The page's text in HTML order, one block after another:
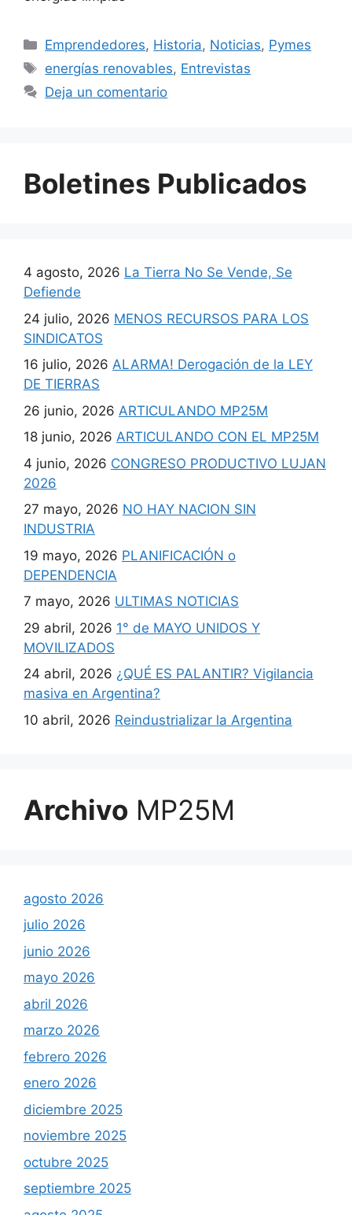
Emprendedores, Historia, Noticias, Pymes
energías renovables, Entrevistas
Deja un comentario
Boletines Publicados
4 agosto, 2026 La Tierra No Se Vende, Se
Defiende
24 julio, 2026 MENOS RECURSOS PARA LOS
SINDICATOS
16 julio, 2026 ALARMA! Derogación de la LEY
DE TIERRAS
26 junio, 2026 ARTICULANDO MP25M
18 junio, 2026 ARTICULANDO CON EL MP25M
4 junio, 2026 CONGRESO PRODUCTIVO LUJAN
2026
27 mayo, 2026 NO HAY NACION SIN
INDUSTRIA
19 mayo, 2026 PLANIFICACIÓN o
DEPENDENCIA
7 mayo, 2026 ULTIMAS NOTICIAS
29 abril, 2026 1° de MAYO UNIDOS Y
MOVILIZADOS
24 abril, 2026 ¿QUÉ ES PALANTIR? Vigilancia
masiva en Argentina?
10 abril, 2026 Reindustrializar la Argentina
Archivo MP25M
agosto 2026
julio 2026
junio 2026
mayo 2026
abril 2026
marzo 2026
febrero 2026
enero 2026
diciembre 2025
noviembre 2025
octubre 2025
septiembre 2025